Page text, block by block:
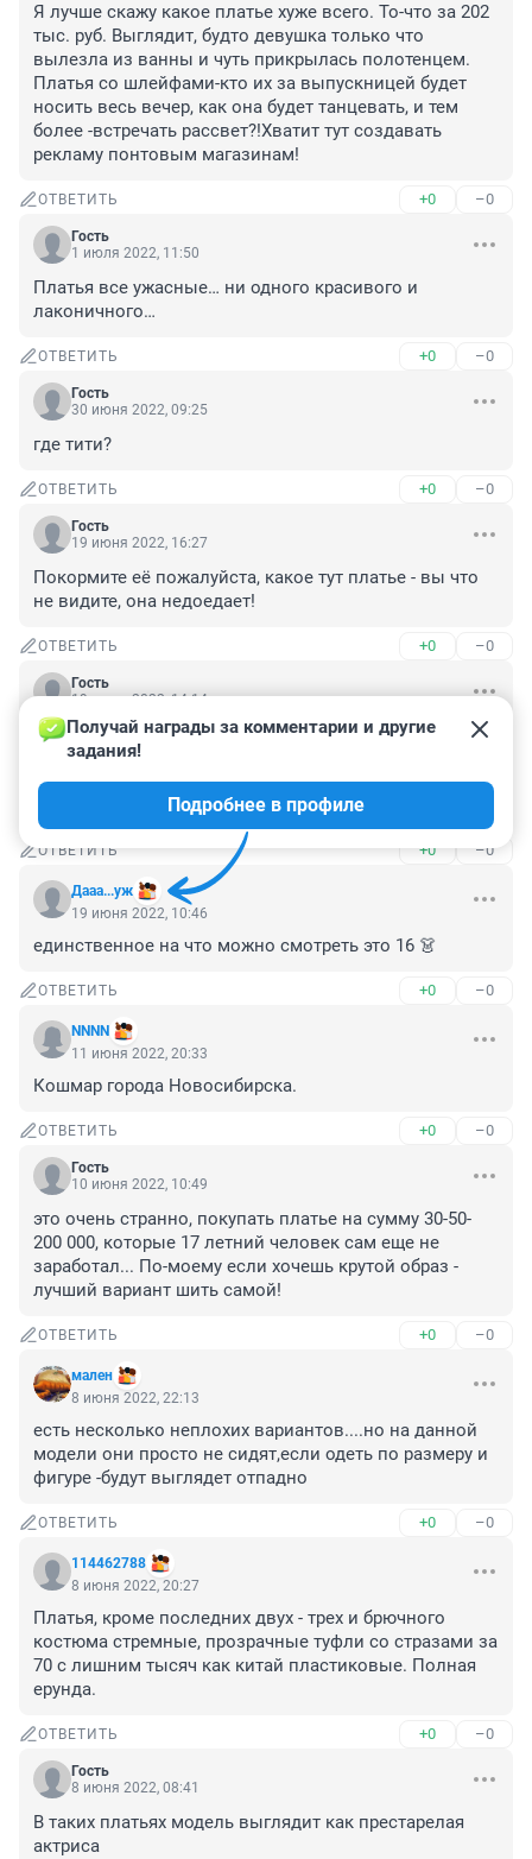
Я лучше скажу какое платье хуже всего. То-что за 202
тыс. руб. Выглядит, будто девушка только что
вылезла из ванны и чуть прикрылась полотенцем.
Платья со шлейфами-кто их за выпускницей будет
носить весь вечер, как она будет танцевать, и тем
более -встречать рассвет?!Хватит тут создавать
рекламу понтовым магазинам!
ОТВЕТИТЬ +0 –0
Гость
1 июля 2022, 11:50
Платья все ужасные… ни одного красивого и
лаконичного…
ОТВЕТИТЬ +0 –0
Гость
30 июня 2022, 09:25
где тити?
ОТВЕТИТЬ +0 –0
Гость
19 июня 2022, 16:27
Покормите её пожалуйста, какое тут платье - вы что
не видите, она недоедает!
ОТВЕТИТЬ +0 –0
Гость
19 июня 2022, 14:14
Понравилось последнее-
нежное,привлекательное,удобное-и цена
приемлемая.Главное,это платье можно и после бала
ОТВЕТИТЬ +0 –0
Дааа...уж
Получай награды за комментарии и другие
задания!
Подробнее в профиле
19 июня 2022, 10:46
единственное на что можно смотреть это 16 👗
ОТВЕТИТЬ +0 –0
NNNN
11 июня 2022, 20:33
Кошмар города Новосибирска.
ОТВЕТИТЬ +0 –0
Гость
10 июня 2022, 10:49
это очень странно, покупать платье на сумму 30-50-
200 000, которые 17 летний человек сам еще не
заработал... По-моему если хочешь крутой образ -
лучший вариант шить самой!
ОТВЕТИТЬ +0 –0
мален
8 июня 2022, 22:13
есть несколько неплохих вариантов....но на данной
модели они просто не сидят,если одеть по размеру и
фигуре -будут выглядет отпадно
ОТВЕТИТЬ +0 –0
114462788
8 июня 2022, 20:27
Платья, кроме последних двух - трех и брючного
костюма стремные, прозрачные туфли со стразами за
70 с лишним тысяч как китай пластиковые. Полная
ерунда.
ОТВЕТИТЬ +0 –0
Гость
8 июня 2022, 08:41
В таких платьях модель выглядит как престарелая
актриса